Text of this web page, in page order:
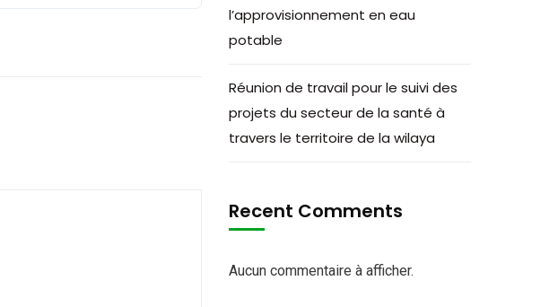
l’approvisionnement en eau
potable
Réunion de travail pour le suivi des
projets du secteur de la santé à
travers le territoire de la wilaya
Recent Comments
Aucun commentaire à afficher.